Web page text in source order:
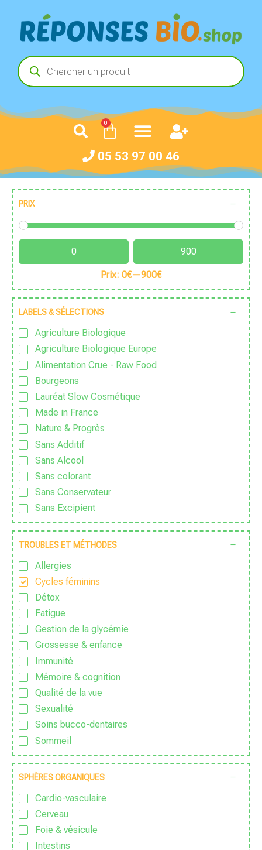
0
05 53 97 00 46
PRIX
Prix: 0€—900€
LABELS & SÉLECTIONS
Agriculture Biologique
Agriculture Biologique Europe
Alimentation Crue - Raw Food
Bourgeons
Lauréat Slow Cosmétique
Made in France
Nature & Progrès
Sans Additif
Sans Alcool
Sans colorant
Sans Conservateur
Sans Excipient
Sans Gluten
Sans huile de palme
Sans lactose
Sans nanoparticules
Sans OGM
Sans parfum
Sans Pesticide
Sans sucre ajouté
Vegan
Végétarien
Zéro déchet
TROUBLES ET MÉTHODES
Allergies
Cycles féminins
Détox
Fatigue
Gestion de la glycémie
Grossesse & enfance
Immunité
Mémoire & cognition
Qualité de la vue
Sexualité
Soins bucco-dentaires
Sommeil
Sport & Vitalité
Stress
SPHÈRES ORGANIQUES
Cardio-vasculaire
Cerveau
Foie & vésicule
Intestins